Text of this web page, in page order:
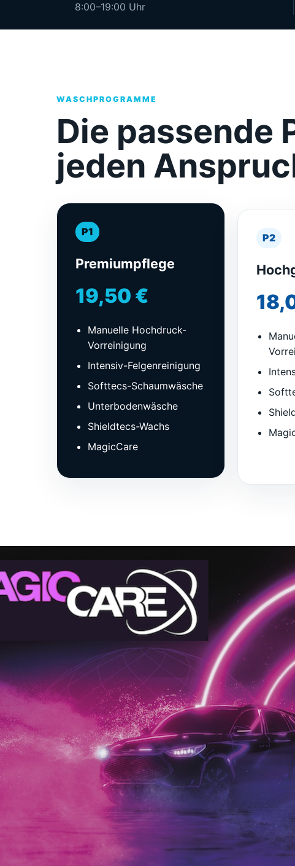
8:00–19:00 Uhr
WASCHPROGRAMME
Die passende
jeden
P1
Premiumpflege
19,50 €
Manuelle Hochdruck-
Vorreinigung
Intensiv-Felgenreinigung
Softtecs-Schaumwäsche
Unterbodenwäsche
Shieldtecs-Wachs
MagicCare
P2